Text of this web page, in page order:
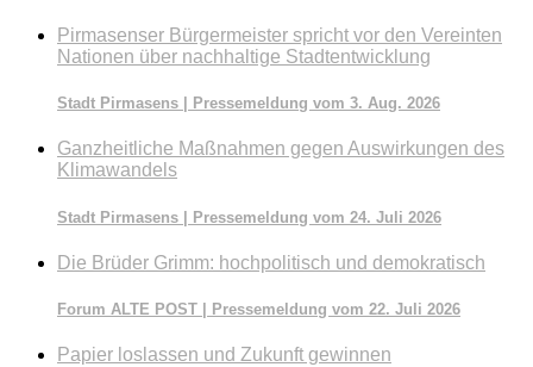
Pirmasenser Bürgermeister spricht vor den Vereinten
Nationen über nachhaltige Stadtentwicklung
Stadt Pirmasens | Pressemeldung vom 3. Aug. 2026
Ganzheitliche Maßnahmen gegen Auswirkungen des
Klimawandels
Stadt Pirmasens | Pressemeldung vom 24. Juli 2026
Die Brüder Grimm: hochpolitisch und demokratisch
Forum ALTE POST | Pressemeldung vom 22. Juli 2026
Papier loslassen und Zukunft gewinnen